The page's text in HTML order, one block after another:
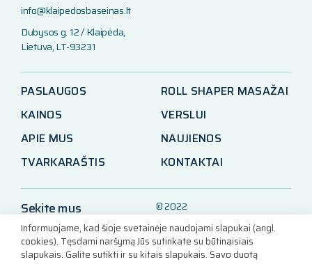
info@klaipedosbaseinas.lt
Dubysos g. 12 / Klaipėda,
Lietuva, LT-93231
PASLAUGOS
KAINOS
APIE MUS
TVARKARAŠTIS
ROLL SHAPER MASAŽAI
VERSLUI
NAUJIENOS
KONTAKTAI
Sekite mus
LinkedIn
Facebook
© 2022
Klaipėdos baseinas
Informuojame, kad šioje svetainėje naudojami slapukai (angl.
cookies). Tęsdami naršymą Jūs sutinkate su būtinaisiais
slapukais. Galite sutikti ir su kitais slapukais. Savo duotą